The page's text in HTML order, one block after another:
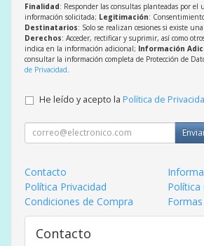
Finalidad: Responder las consultas planteadas por el
información solicitada; Legitimación:
Destinatarios: Solo se realizan cesiones si existe
Derechos: Acceder, rectificar y suprimir, así como
indica en la información adicional; Información
consultar la información completa de Protección de
de Privacidad
He leído y acepto la Política de
Contacto
Política Privacidad
Política
Condiciones de Compra
Contacto